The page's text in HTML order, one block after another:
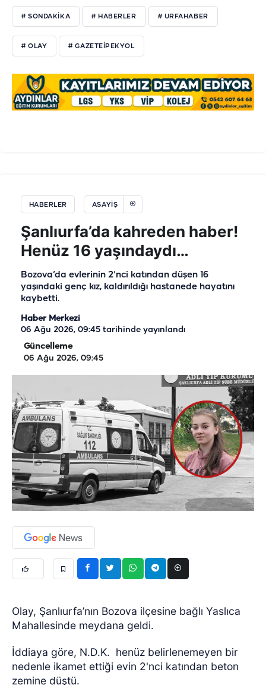
# SONDAKİKA # HABERLER # URFAHABER
# OLAY # GAZETEİPEKYOL
HABERLER ASAYIŞ
Şanlıurfa’da kahreden haber!
Henüz 16 yaşındaydı…
Bozova’da evlerinin 2'nci katından düşen 16
yaşındaki genç kız, kaldırıldığı hastanede hayatını
kaybetti.
Haber Merkezi
06 Ağu 2026, 09:45 tarihinde yayınlandı
Güncelleme
06 Ağu 2026, 09:45
Olay, Şanlıurfa’nın Bozova ilçesine bağlı Yaslıca
Mahallesinde meydana geldi.
İddiaya göre, N.D.K. henüz belirlenemeyen bir
nedenle ikamet ettiği evin 2'nci katından beton
zemine düştü.